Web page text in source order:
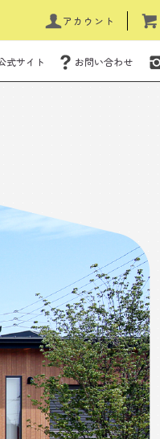
アカウント
式サイト お問い合わせ